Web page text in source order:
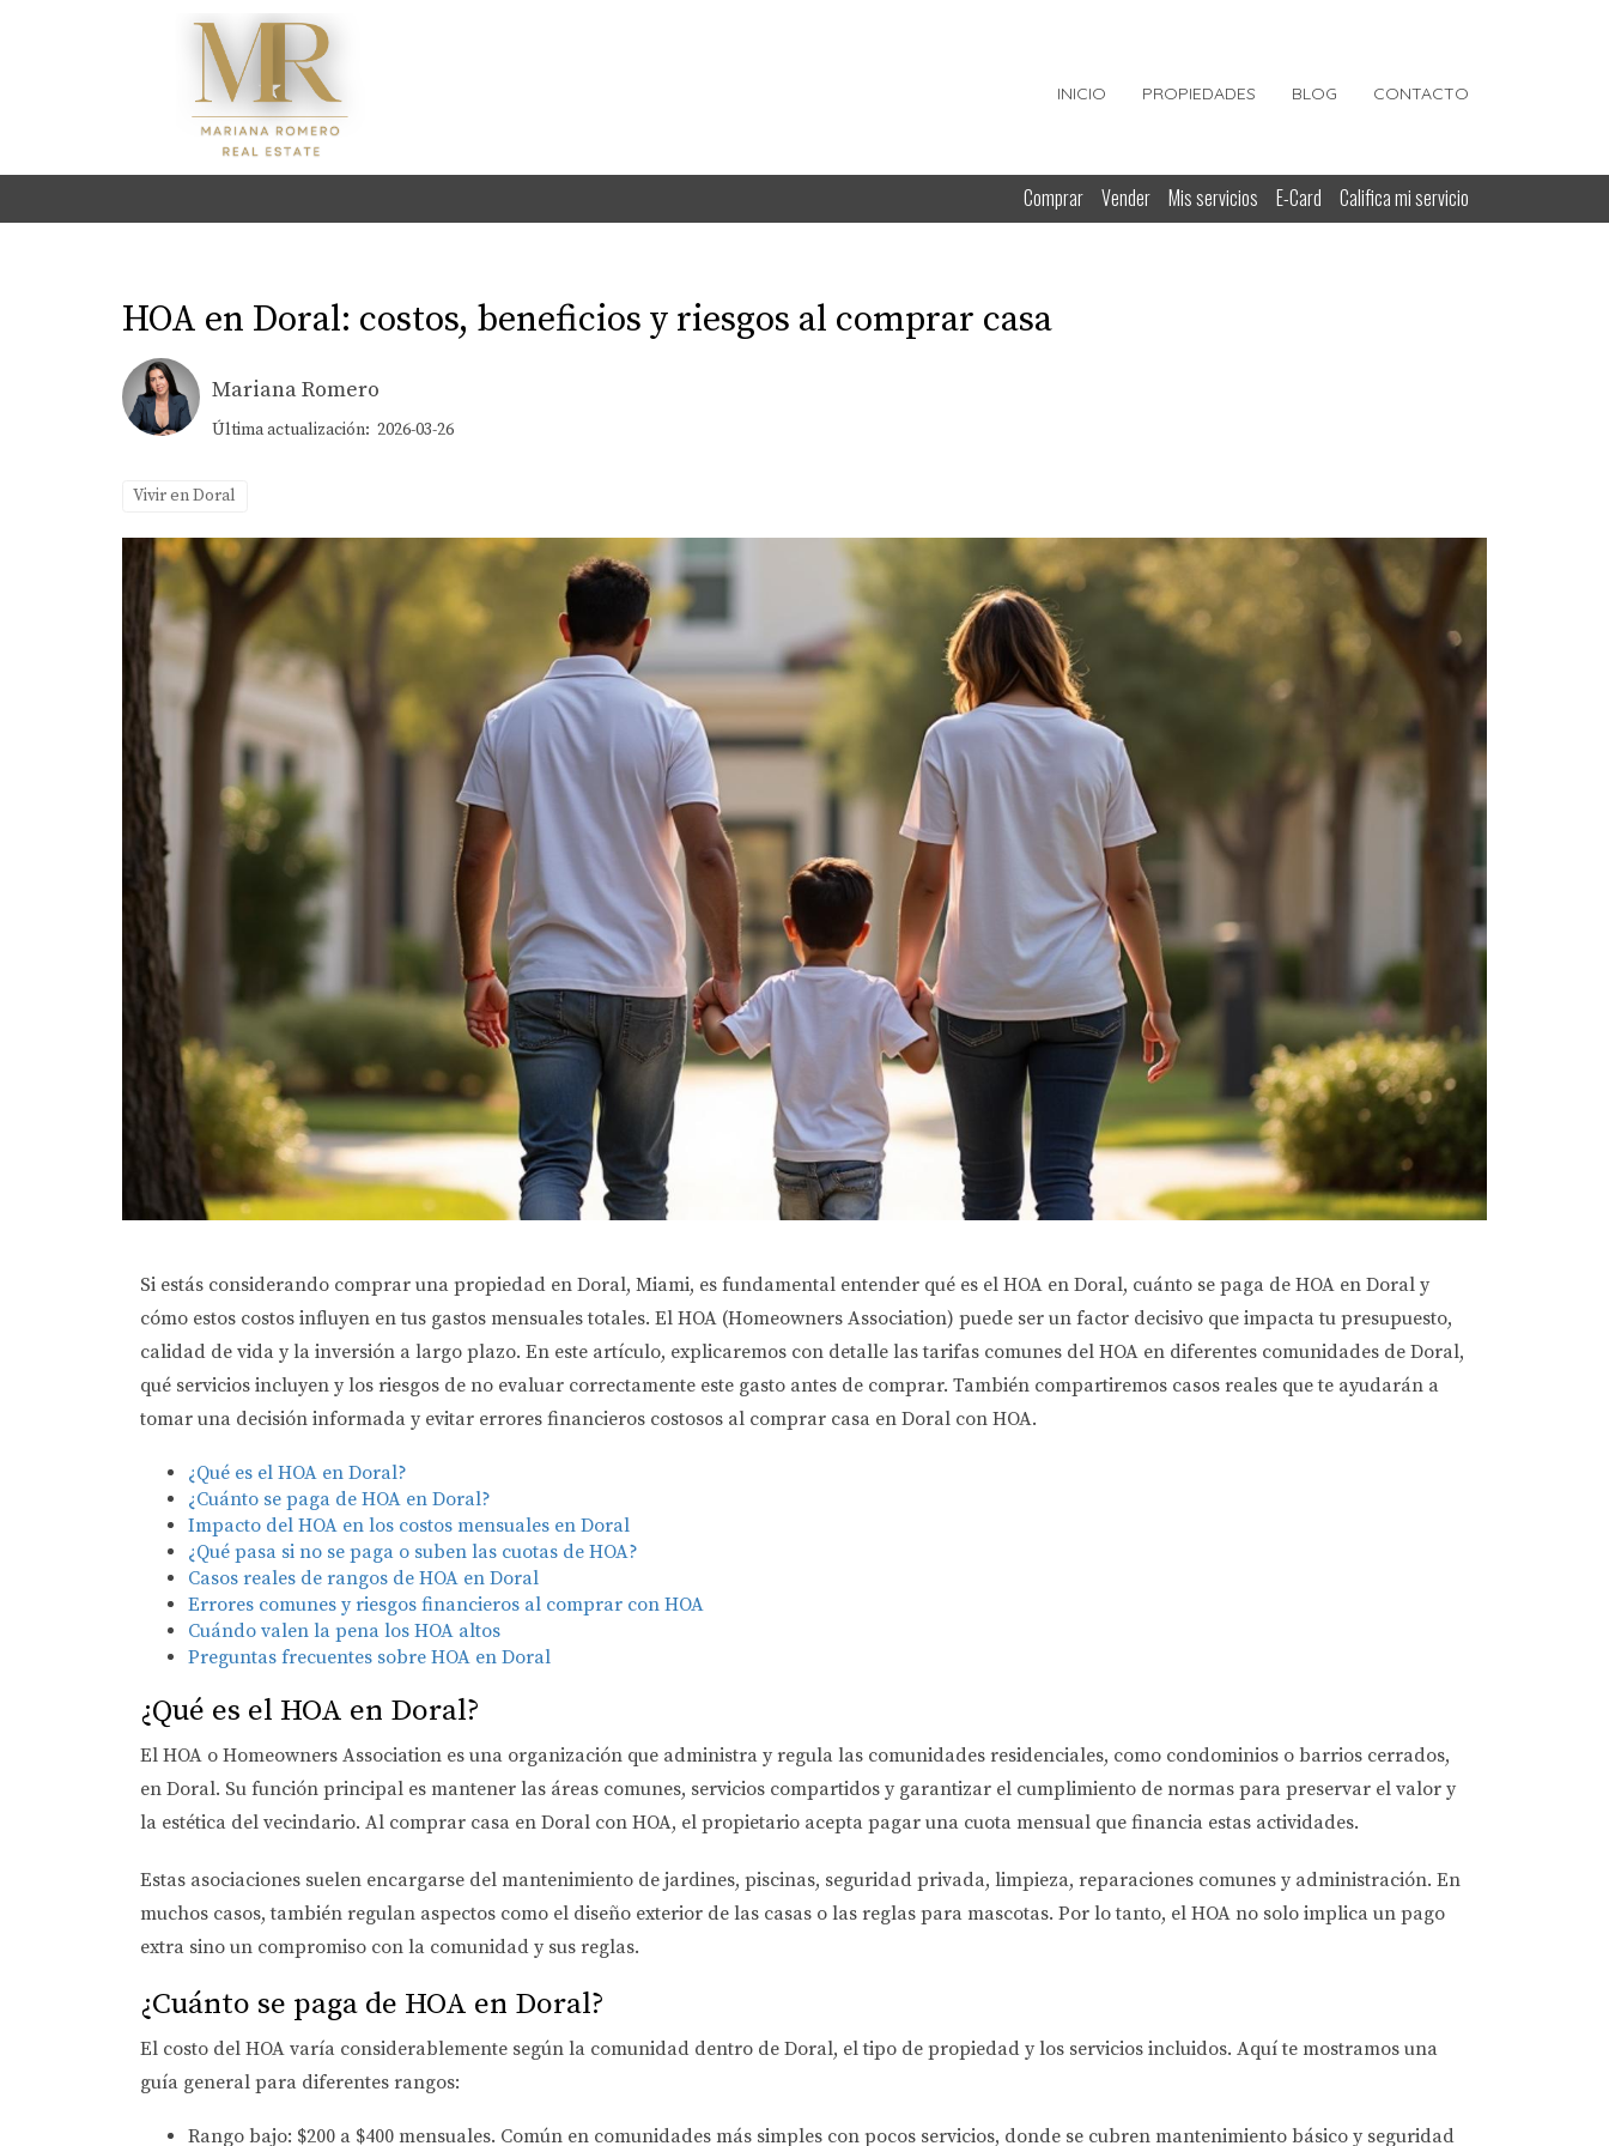
INICIO PROPIEDADES BLOG CONTACTO
Comprar Vender Mis servicios E-Card Califica mi servicio
HOA en Doral: costos, beneficios y riesgos al comprar casa
Mariana Romero
Última actualización: 2026-03-26
Vivir en Doral
Si estás considerando comprar una propiedad en Doral, Miami, es fundamental entender qué es el HOA en Doral, cuánto se paga de HOA en Doral y
cómo estos costos influyen en tus gastos mensuales totales. El HOA (Homeowners Association) puede ser un factor decisivo que impacta tu presupuesto,
calidad de vida y la inversión a largo plazo. En este artículo, explicaremos con detalle las tarifas comunes del HOA en diferentes comunidades de Doral,
qué servicios incluyen y los riesgos de no evaluar correctamente este gasto antes de comprar. También compartiremos casos reales que te ayudarán a
tomar una decisión informada y evitar errores financieros costosos al comprar casa en Doral con HOA.
¿Qué es el HOA en Doral?
¿Cuánto se paga de HOA en Doral?
Impacto del HOA en los costos mensuales en Doral
¿Qué pasa si no se paga o suben las cuotas de HOA?
Casos reales de rangos de HOA en Doral
Errores comunes y riesgos financieros al comprar con HOA
Cuándo valen la pena los HOA altos
Preguntas frecuentes sobre HOA en Doral
¿Qué es el HOA en Doral?
El HOA o Homeowners Association es una organización que administra y regula las comunidades residenciales, como condominios o barrios cerrados,
en Doral. Su función principal es mantener las áreas comunes, servicios compartidos y garantizar el cumplimiento de normas para preservar el valor y
la estética del vecindario. Al comprar casa en Doral con HOA, el propietario acepta pagar una cuota mensual que financia estas actividades.
Estas asociaciones suelen encargarse del mantenimiento de jardines, piscinas, seguridad privada, limpieza, reparaciones comunes y administración. En
muchos casos, también regulan aspectos como el diseño exterior de las casas o las reglas para mascotas. Por lo tanto, el HOA no solo implica un pago
extra sino un compromiso con la comunidad y sus reglas.
¿Cuánto se paga de HOA en Doral?
El costo del HOA varía considerablemente según la comunidad dentro de Doral, el tipo de propiedad y los servicios incluidos. Aquí te mostramos una
guía general para diferentes rangos:
Rango bajo: $200 a $400 mensuales. Común en comunidades más simples con pocos servicios, donde se cubren mantenimiento básico y seguridad